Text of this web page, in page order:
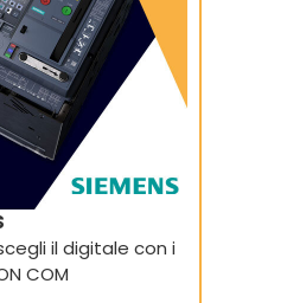
il digitale con i
COM